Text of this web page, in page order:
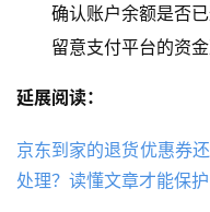
确认账户余额是否
留意支付平台的资
延展阅读：
京东到家的退货优惠券
处理？读懂文章才能保护